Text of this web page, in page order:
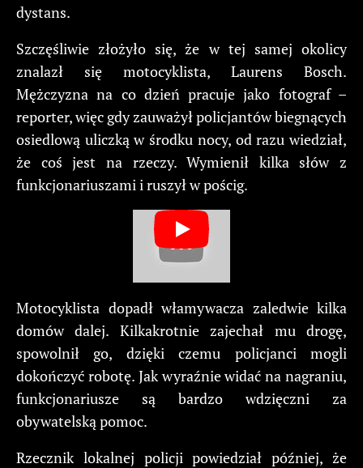
dystans.
Szczęśliwie złożyło się, że w tej samej okolicy
znalazł się motocyklista, Laurens Bosch.
Mężczyzna na co dzień pracuje jako fotograf –
reporter, więc gdy zauważył policjantów biegnących
osiedlową uliczką w środku nocy, od razu wiedział,
że coś jest na rzeczy. Wymienił kilka słów z
funkcjonariuszami i ruszył w pościg.
Motocyklista dopadł włamywacza zaledwie kilka
domów dalej. Kilkakrotnie zajechał mu drogę,
spowolnił go, dzięki czemu policjanci mogli
dokończyć robotę. Jak wyraźnie widać na nagraniu,
funkcjonariusze są bardzo wdzięczni za
obywatelską pomoc.
Rzecznik lokalnej policji powiedział później, że